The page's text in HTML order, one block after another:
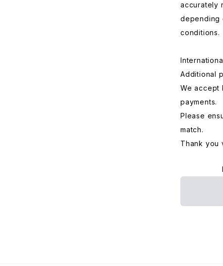
accurately
depending
conditions.
Additional
We accept
payments.
Please
match.
Thank you